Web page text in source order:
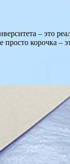
– это
корочка